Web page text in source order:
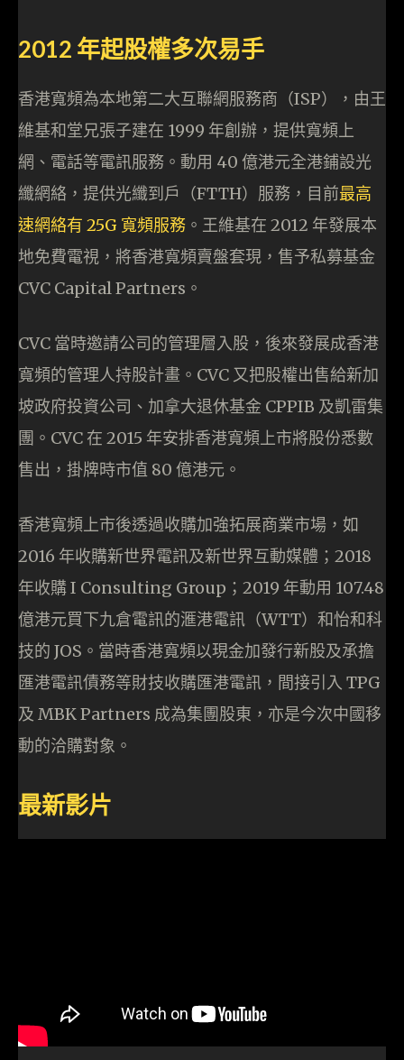
2012 年起股權多次易手
香港寬頻為本地第二大互聯網服務商（ISP），由王
維基和堂兄張子建在 1999 年創辦，提供寬頻上
網、電話等電訊服務。動用 40 億港元全港鋪設光
纖網絡，提供光纖到戶（FTTH）服務，目前最高
速網絡有 25G 寬頻服務 。王維基在 2012 年發展本
地免費電視，將香港寬頻賣盤套現，售予私募基金
CVC Capital Partners。
CVC 當時邀請公司的管理層入股，後來發展成香港
寬頻的管理人持股計畫。CVC 又把股權出售給新加
坡政府投資公司、加拿大退休基金 CPPIB 及凱雷集
團。CVC 在 2015 年安排香港寬頻上市將股份悉數
售出，掛牌時市值 80 億港元。
香港寬頻上市後透過收購加強拓展商業市場，如
2016 年收購新世界電訊及新世界互動媒體；2018
年收購 I Consulting Group；2019 年動用 107.48
億港元買下九倉電訊的滙港電訊（WTT）和怡和科
技的 JOS。當時香港寬頻以現金加發行新股及承擔
匯港電訊債務等財技收購匯港電訊，間接引入 TPG
及 MBK Partners 成為集團股東，亦是今次中國移
動的洽購對象。
最新影片